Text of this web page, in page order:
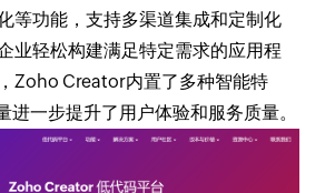
等功能，支持多渠道集成和定制化
业轻松构建满足特定需求的应用程
Zoho Creator内置了多种智能特
进一步提升了用户体验和服务质量。